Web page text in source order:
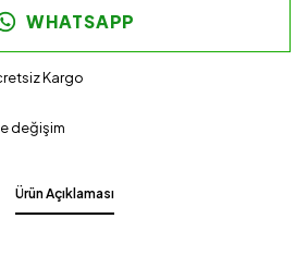
WHATSAPP
Kargo
değişim
Ürün Açıklaması